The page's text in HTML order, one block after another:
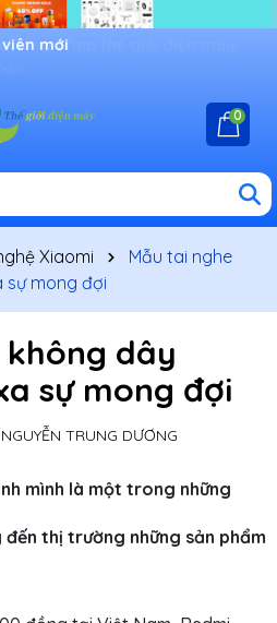
mới
0
Xiaomi
Mẫu tai nghe
sự mong đợi
dây
sự mong đợi
NGUYỄN TRUNG DƯƠNG
mình là một trong những
thị trường những sản phẩm